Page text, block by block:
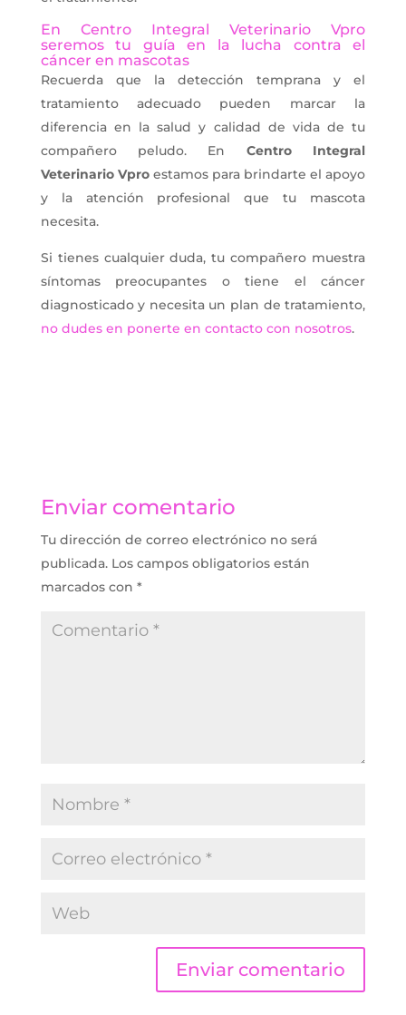
En Centro Integral Veterinario Vpro
seremos tu guía en la lucha contra el
cáncer en mascotas
Recuerda que la detección temprana y el
tratamiento adecuado pueden marcar la
diferencia en la salud y calidad de vida de tu
compañero peludo. En Centro Integral
Veterinario Vpro estamos para brindarte el apoyo
y la atención profesional que tu mascota
necesita.
Si tienes cualquier duda, tu compañero muestra
síntomas preocupantes o tiene el cáncer
diagnosticado y necesita un plan de tratamiento,
no dudes en ponerte en contacto con nosotros.
Enviar comentario
Tu dirección de correo electrónico no será
publicada. Los campos obligatorios están
marcados con *